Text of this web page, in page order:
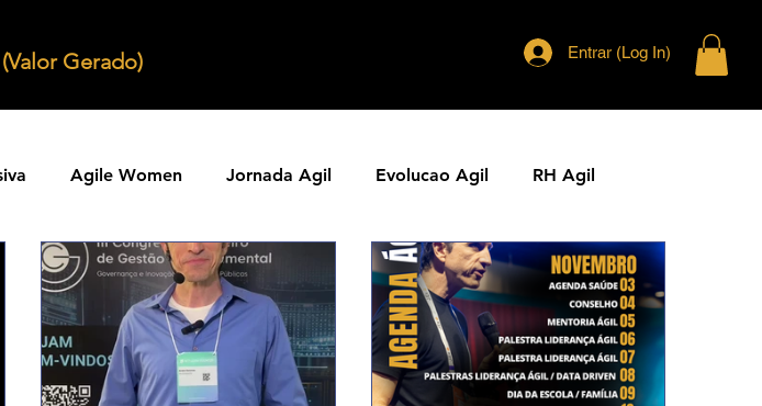
Gerado) Entrar (Log In)
Agile Women Jornada Agil Evolucao Agil RH Agil
Organizacoes Ageis Parcerias Ageis Jornal Agil Lideranca Agil
Escala Learning Agility Comunidades Ageis Gestao Agil